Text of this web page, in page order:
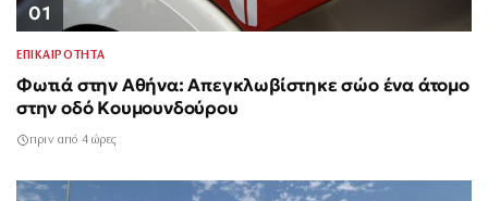
01
ΕΠΙΚΑΙΡΟΤΗΤΑ
Φωτιά στην Αθήνα: Απεγκλωβίστηκε σώο ένα άτομο
στην οδό Κουμουνδούρου
πριν από 4 ώρες